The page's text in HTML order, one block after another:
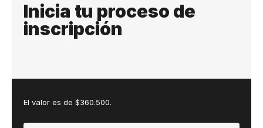
Inicia tu proceso de
inscripción
El valor es de $360.500.